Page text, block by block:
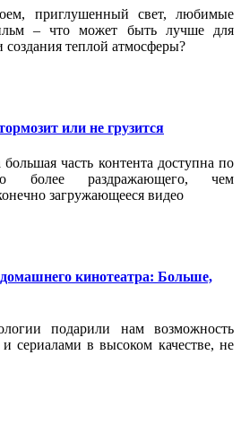
приглушенный свет, любимые
– что может быть лучше для
теплой атмосферы?
или не грузится
часть контента доступна по
более раздражающего, чем
загружающееся видео
кинотеатра: Больше,
подарили нам возможность
сериалами в высоком качестве, не